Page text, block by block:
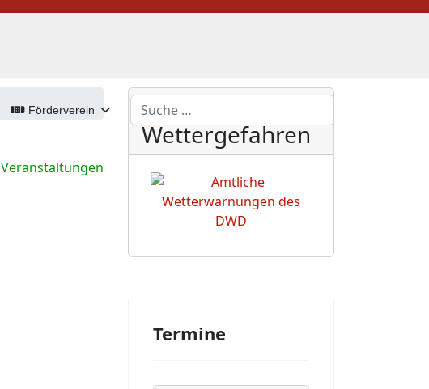
Förderverein Suchen
Veranstaltungen
DWD
Wettergefahren
Termine